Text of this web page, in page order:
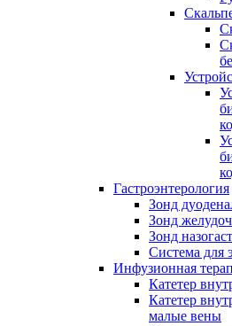
Гастроэнтерология
Зонд
Зонд
Зонд
Система для
Инфузионная
Катетер
Катетер
малые вены